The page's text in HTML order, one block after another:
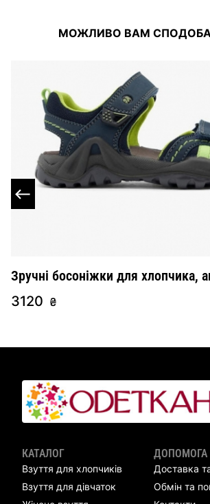
Захист від дощу, снігу та вітру.
Ідеальний баланс між функціональністю та
Бренд Elefanten — легендарна німецька марка,
створює якісне, анатомічно правильне взуття
розробляється з урахуванням будови дитячої
строгий контроль якості.
МОЖЛИВО ВАМ
Зручні босоніжки для хлопчика,
3120 ₴
КАТАЛОГ
Взуття для хлопчиків
Взуття для дівчаток
ДОПОМОГА
Доставка
Обмін та